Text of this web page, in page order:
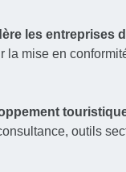
les entreprises
la mise en
outils